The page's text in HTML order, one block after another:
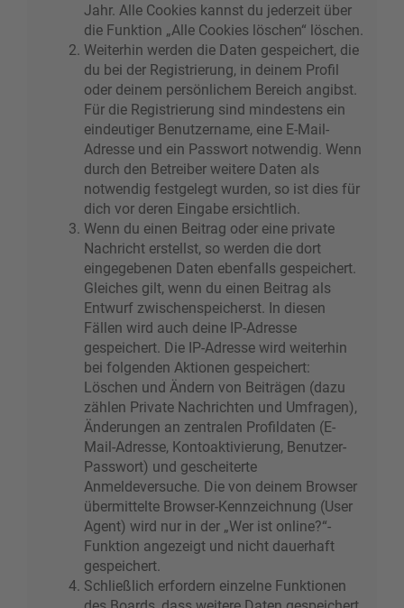
Jahr. Alle Cookies kannst du jederzeit über
die Funktion „Alle Cookies löschen“ löschen.
Weiterhin werden die Daten gespeichert, die
du bei der Registrierung, in deinem Profil
oder deinem persönlichem Bereich angibst.
Für die Registrierung sind mindestens ein
eindeutiger Benutzername, eine E-Mail-
Adresse und ein Passwort notwendig. Wenn
durch den Betreiber weitere Daten als
notwendig festgelegt wurden, so ist dies für
dich vor deren Eingabe ersichtlich.
Wenn du einen Beitrag oder eine private
Nachricht erstellst, so werden die dort
eingegebenen Daten ebenfalls gespeichert.
Gleiches gilt, wenn du einen Beitrag als
Entwurf zwischenspeicherst. In diesen
Fällen wird auch deine IP-Adresse
gespeichert. Die IP-Adresse wird weiterhin
bei folgenden Aktionen gespeichert:
Löschen und Ändern von Beiträgen (dazu
zählen Private Nachrichten und Umfragen),
Änderungen an zentralen Profildaten (E-
Mail-Adresse, Kontoaktivierung, Benutzer-
Passwort) und gescheiterte
Anmeldeversuche. Die von deinem Browser
übermittelte Browser-Kennzeichnung (User
Agent) wird nur in der „Wer ist online?“-
Funktion angezeigt und nicht dauerhaft
gespeichert.
Schließlich erfordern einzelne Funktionen